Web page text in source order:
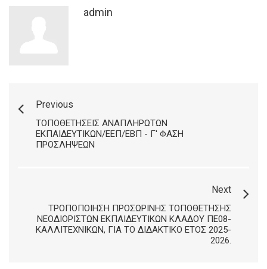
admin
Previous
ΤΟΠΟΘΕΤΉΣΕΙΣ ΑΝΑΠΛΗΡΩΤΏΝ
ΕΚΠΑΙΔΕΥΤΙΚΏΝ/ΕΕΠ/ΕΒΠ - Γ' ΦΆΣΗ
ΠΡΟΣΛΉΨΕΩΝ
Next
ΤΡΟΠΟΠΟΊΗΣΗ ΠΡΟΣΩΡΙΝΉΣ ΤΟΠΟΘΈΤΗΣΗΣ
ΝΕΟΔΙΌΡΙΣΤΩΝ ΕΚΠΑΙΔΕΥΤΙΚΏΝ ΚΛΆΔΟΥ ΠΕ08-
ΚΑΛΛΙΤΕΧΝΙΚΏΝ, ΓΙΑ ΤΟ ΔΙΔΑΚΤΙΚΌ ΈΤΟΣ 2025-
2026.